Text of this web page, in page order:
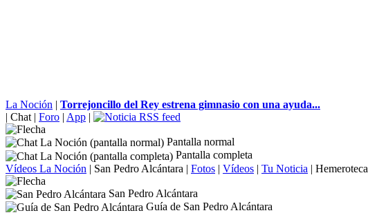
La Noción | Torrejoncillo del Rey estrena gimnasio con una ayuda...
| Chat | Foro | App |
Pantalla normal
Pantalla completa
Vídeos La Noción | San Pedro Alcántara | Fotos | Vídeos | Tu Noticia | Hemeroteca
San Pedro Alcántara
Guía de San Pedro Alcántara